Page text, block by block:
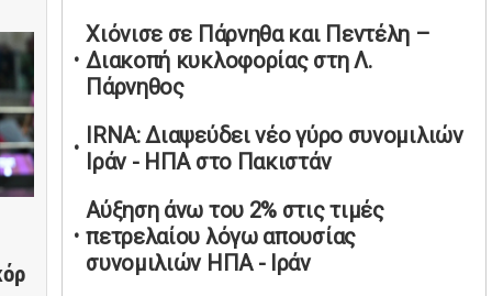
Αταμάν: Κανείς δεν έχει δικαίωμα να
μιλά για τον πρόεδρο και την
οικογένειά του
02/05/2026 | 15:59
Μαρινάκης: Ο Ανδρουλάκης
υπαναχώρησε στις συμφωνίες για τις
Ανεξάρτητες Αρχές
02/05/2026 | 09:36
Ψηφιακός έλεγχος στην αγορά: QR
Χιόνισε σε Πάρνηθα και Πεντέλη –
Διακοπή κυκλοφορίας στη Λ.
Πάρνηθος
IRNA: Διαψεύδει νέο γύρο συνομιλιών
Ιράν - ΗΠΑ στο Πακιστάν
Αύξηση άνω του 2% στις τιμές
πετρελαίου λόγω απουσίας
συνομιλιών ΗΠΑ - Ιράν